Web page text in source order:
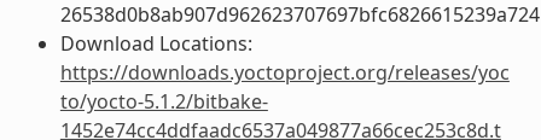
Download Locations:
https://downloads.yoctoproject.org/releases/yoc
to/yocto-5.1.2/bitbake-
1452e74cc4ddfaadc6537a049877a66cec253c8d.t